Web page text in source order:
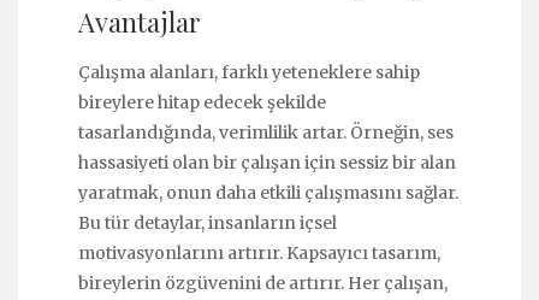
Avantajlar
Çalışma alanları, farklı yeteneklere sahip
bireylere hitap edecek şekilde
tasarlandığında, verimlilik artar. Örneğin, ses
hassasiyeti olan bir çalışan için sessiz bir alan
yaratmak, onun daha etkili çalışmasını sağlar.
Bu tür detaylar, insanların içsel
motivasyonlarını artırır. Kapsayıcı tasarım,
bireylerin özgüvenini de artırır. Her çalışan,